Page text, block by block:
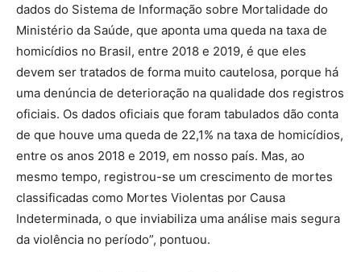
dados do Sistema de Informação sobre Mortalidade do
Ministério da Saúde, que aponta uma queda na taxa de
homicídios no Brasil, entre 2018 e 2019, é que eles
devem ser tratados de forma muito cautelosa, porque há
uma denúncia de deterioração na qualidade dos registros
oficiais. Os dados oficiais que foram tabulados dão conta
de que houve uma queda de 22,1% na taxa de homicídios,
entre os anos 2018 e 2019, em nosso país. Mas, ao
mesmo tempo, registrou-se um crescimento de mortes
classificadas como Mortes Violentas por Causa
Indeterminada, o que inviabiliza uma análise mais segura
da violência no período”, pontuou.